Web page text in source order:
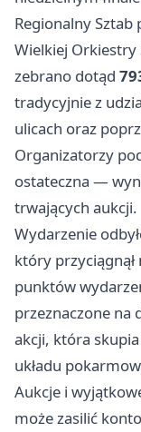
Regionalny Sztab
Wielkiej Orkiestry
zebrano dotąd
tradycyjnie z
ulicach oraz
Organizatorzy
ostateczna —
trwających aukcji.
Wydarzenie
który
punktów
przeznaczone na
akcji, która
układu
Aukcje i
może zasilić